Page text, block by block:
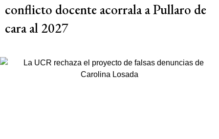
conflicto docente acorrala a Pullaro de
cara al 2027